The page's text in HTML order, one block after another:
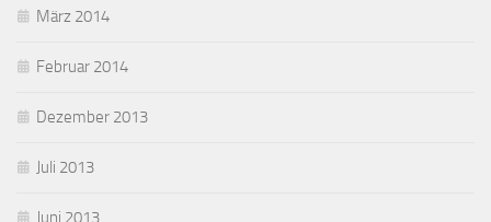
März 2014
Februar 2014
Dezember 2013
Juli 2013
Juni 2013